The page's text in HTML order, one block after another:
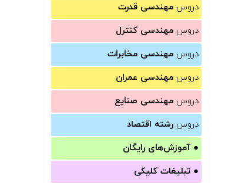
دروس مهندسی قدرت
دروس مهندسی کنترل
دروس مهندسی مخابرات
دروس مهندسی عمران
دروس مهندسی صنایع
دروس رشته اقتصاد
● آموزش‌های رایگان
● تبلیغات کلیکی